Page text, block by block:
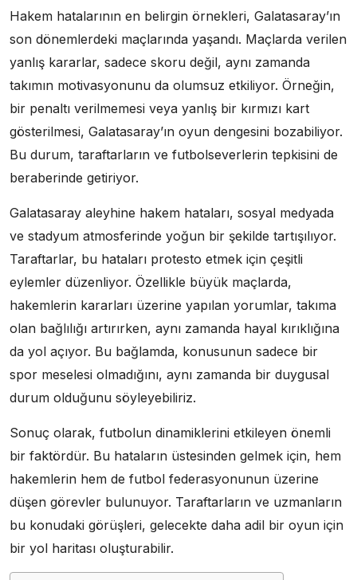
Hakem hatalarının en belirgin örnekleri, Galatasaray’ın
son dönemlerdeki maçlarında yaşandı. Maçlarda verilen
yanlış kararlar, sadece skoru değil, aynı zamanda
takımın motivasyonunu da olumsuz etkiliyor. Örneğin,
bir penaltı verilmemesi veya yanlış bir kırmızı kart
gösterilmesi, Galatasaray’ın oyun dengesini bozabiliyor.
Bu durum, taraftarların ve futbolseverlerin tepkisini de
beraberinde getiriyor.
Galatasaray aleyhine hakem hataları, sosyal medyada
ve stadyum atmosferinde yoğun bir şekilde tartışılıyor.
Taraftarlar, bu hataları protesto etmek için çeşitli
eylemler düzenliyor. Özellikle büyük maçlarda,
hakemlerin kararları üzerine yapılan yorumlar, takıma
olan bağlılığı artırırken, aynı zamanda hayal kırıklığına
da yol açıyor. Bu bağlamda, konusunun sadece bir
spor meselesi olmadığını, aynı zamanda bir duygusal
durum olduğunu söyleyebiliriz.
Sonuç olarak, futbolun dinamiklerini etkileyen önemli
bir faktördür. Bu hataların üstesinden gelmek için, hem
hakemlerin hem de futbol federasyonunun üzerine
düşen görevler bulunuyor. Taraftarların ve uzmanların
bu konudaki görüşleri, gelecekte daha adil bir oyun için
bir yol haritası oluşturabilir.